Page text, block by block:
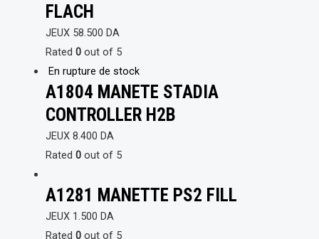
FLACH
JEUX 58.500 DA
Rated 0out of 5
En rupture de stock
A1804 MANETE STADIA
CONTROLLER H2B
JEUX 8.400 DA
Rated 0out of 5
A1281 MANETTE PS2 FILL
JEUX 1.500 DA
Rated 0out of 5